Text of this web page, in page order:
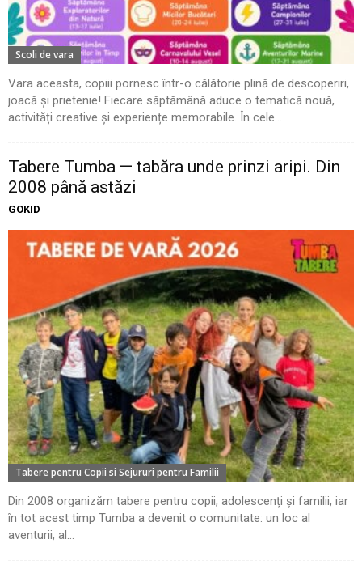
Scoli de vara
Vara aceasta, copiii pornesc într-o călătorie plină de descoperiri,
joacă și prietenie! Fiecare săptămână aduce o tematică nouă,
activități creative și experiențe memorabile. În cele...
Tabere Tumba — tabăra unde prinzi aripi. Din
2008 până astăzi
GOKID
Tabere pentru Copii si Sejururi pentru Familii
Din 2008 organizăm tabere pentru copii, adolescenți și familii, iar
în tot acest timp Tumba a devenit o comunitate: un loc al
aventurii, al...